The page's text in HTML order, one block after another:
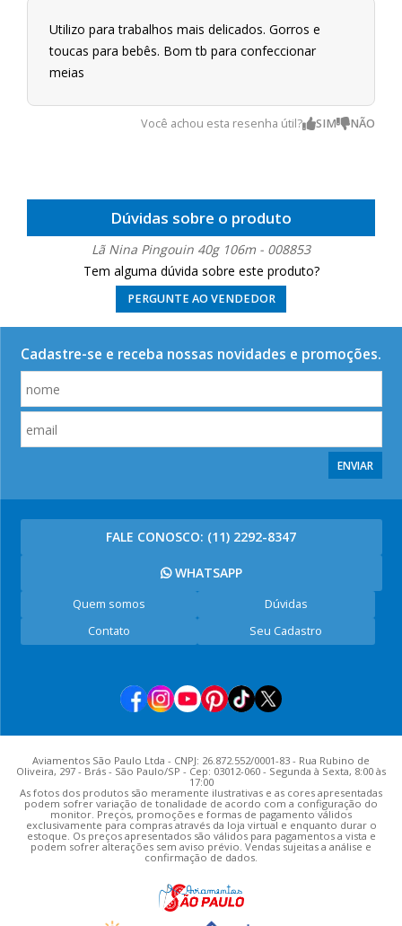
Utilizo para trabalhos mais delicados. Gorros e
toucas para bebês. Bom tb para confeccionar
meias
Você achou esta resenha útil?
Dúvidas sobre o produto
Lã Nina Pingouin 40g 106m - 008853
Tem alguma dúvida sobre este produto?
PERGUNTE AO VENDEDOR
Cadastre-se e receba nossas novidades e promoções.
ENVIAR
FALE CONOSCO: (11) 2292-8347
WHATSAPP
Quem somos
Dúvidas
Contato
Seu Cadastro
Aviamentos São Paulo Ltda - CNPJ: 26.872.552/0001-83 - Rua Rubino de
Oliveira, 297 - Brás - São Paulo/SP - Cep: 03012-060 - Segunda à Sexta, 8:00 às
17:00
As fotos dos produtos são meramente ilustrativas e as cores apresentadas
podem sofrer variação de tonalidade de acordo com a configuração do
monitor. Preços, promoções e formas de pagamento válidos
exclusivamente para compras através da loja virtual e enquanto durar o
estoque. Os preços apresentados são válidos para pagamentos a vista e
podem sofrer alterações sem aviso prévio. Vendas sujeitas a análise e
confirmação de dados.